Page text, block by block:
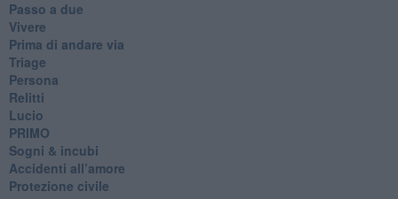
Passo a due
Vivere
Prima di andare via
Triage
Persona
Relitti
Lucio
PRIMO
Sogni & incubi
Accidenti all’amore
Protezione civile